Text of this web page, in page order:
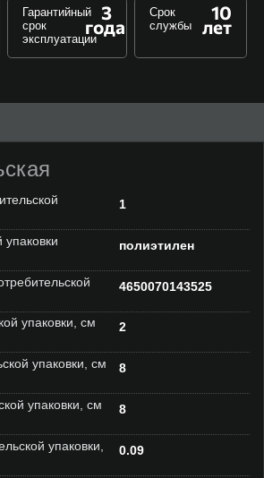
Гарантийный
срок
эксплуатации
3
года
Срок
службы
10
лет
1
упаковки полиэтилен
4650070143525
упаковки, см 2
упаковки, см 8
упаковки, см 8
упаковки,
0.09